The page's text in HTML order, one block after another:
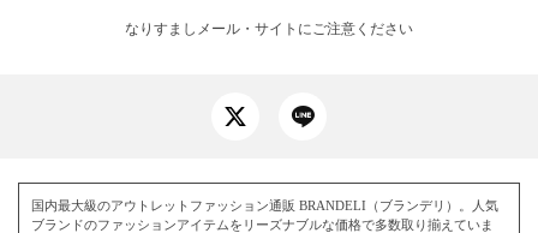
なりすましメール・サイトにご注意ください
国内最大級のアウトレットファッション通販 BRANDELI（ブランデリ）。人気
ブランドのファッションアイテムをリーズナブルな価格で多数取り揃えていま